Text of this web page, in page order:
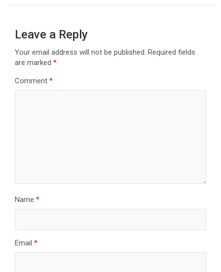
Leave a Reply
Your email address will not be published. Required fields
are marked *
Comment *
Name *
Email *